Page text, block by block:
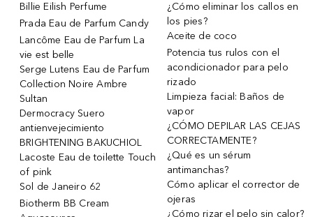
Billie Eilish Perfume
Prada Eau de Parfum Candy
Lancôme Eau de Parfum La
vie est belle
Serge Lutens Eau de Parfum
Collection Noire Ambre
Sultan
Dermocracy Suero
antienvejecimiento
BRIGHTENING BAKUCHIOL
Lacoste Eau de toilette Touch
of pink
Sol de Janeiro 62
Biotherm BB Cream
¿Cómo eliminar los callos en
los pies?
Aceite de coco
Potencia tus rulos con el
acondicionador para pelo
rizado
Limpieza facial: Baños de
vapor
¿CÓMO DEPILAR LAS CEJAS
CORRECTAMENTE?
¿Qué es un sérum
antimanchas?
Cómo aplicar el corrector de
ojeras
¿Cómo rizar el pelo sin calor?